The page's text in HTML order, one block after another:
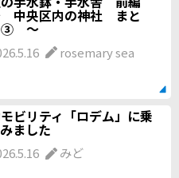
央区内の神社 まと
～
rosemary sea
ビリティ「ロデム」に乗
ました
みど